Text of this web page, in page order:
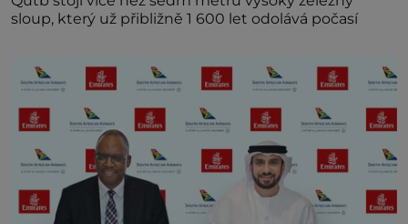
sloup, který už přibližně 1 600 let odolává počasí